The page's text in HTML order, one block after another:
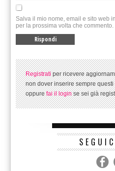
Salva il mio nome, email e sito web
per la prossima volta che commento.
Registratiper ricevere
non dover inserire sempre questi
oppurefai il loginse sei già